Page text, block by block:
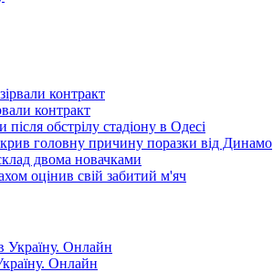
контракт
обстрілу стадіону в Одесі
головну причину поразки від Динамо
двома новачками
оцінив свій забитий м'яч
Онлайн